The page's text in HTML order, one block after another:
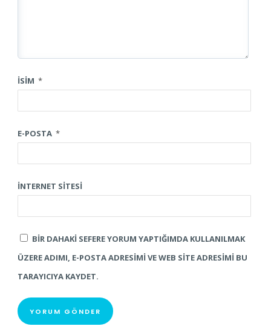
İSIM *
E-POSTA *
İNTERNET SITESI
BIR DAHAKI SEFERE YORUM YAPTIĞIMDA KULLANILMAK
ÜZERE ADIMI, E-POSTA ADRESIMI VE WEB SITE ADRESIMI BU
TARAYICIYA KAYDET.